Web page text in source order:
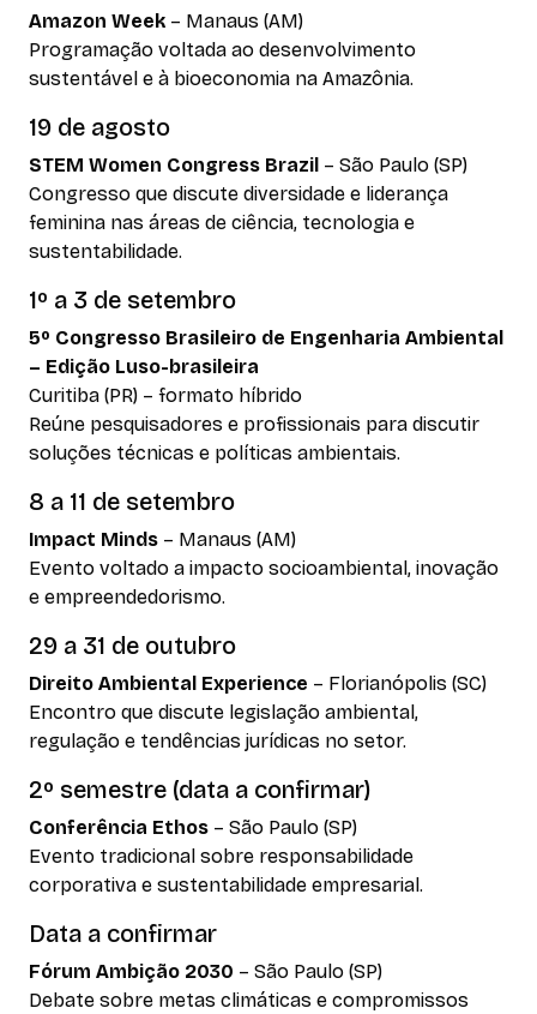
Amazon Week – Manaus (AM)
Programação voltada ao desenvolvimento
sustentável e à bioeconomia na Amazônia.
19 de agosto
STEM Women Congress Brazil – São Paulo (SP)
Congresso que discute diversidade e liderança
feminina nas áreas de ciência, tecnologia e
sustentabilidade.
1º a 3 de setembro
5º Congresso Brasileiro de Engenharia Ambiental
– Edição Luso-brasileira
Curitiba (PR) – formato híbrido
Reúne pesquisadores e profissionais para discutir
soluções técnicas e políticas ambientais.
8 a 11 de setembro
Impact Minds – Manaus (AM)
Evento voltado a impacto socioambiental, inovação
e empreendedorismo.
29 a 31 de outubro
Direito Ambiental Experience – Florianópolis (SC)
Encontro que discute legislação ambiental,
regulação e tendências jurídicas no setor.
2º semestre (data a confirmar)
Conferência Ethos – São Paulo (SP)
Evento tradicional sobre responsabilidade
corporativa e sustentabilidade empresarial.
Data a confirmar
Fórum Ambição 2030 – São Paulo (SP)
Debate sobre metas climáticas e compromissos